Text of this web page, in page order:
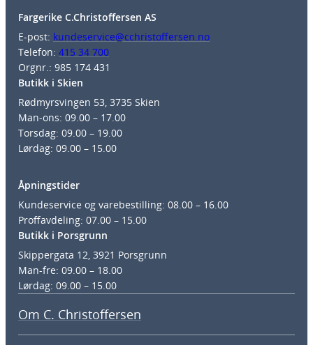
Fargerike C.Christoffersen AS
E-post: kundeservice@cchristoffersen.no
Telefon: 415 34 700
Orgnr.: 985 174 431
Butikk i Skien
Rødmyrsvingen 53, 3735 Skien
Man-ons: 09.00 – 17.00
Torsdag: 09.00 – 19.00
Lørdag: 09.00 – 15.00
Åpningstider
Kundeservice og varebestilling: 08.00 – 16.00
Proffavdeling: 07.00 – 15.00
Butikk i Porsgrunn
Skippergata 12, 3921 Porsgrunn
Man-fre: 09.00 – 18.00
Lørdag: 09.00 – 15.00
Om C. Christoffersen